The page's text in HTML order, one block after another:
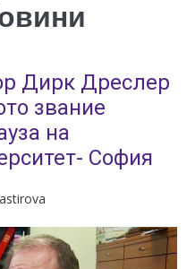
Дирк Дреслер
звание
на
София